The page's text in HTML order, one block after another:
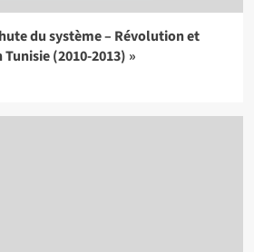
du système – Révolution et
(2010-2013) »